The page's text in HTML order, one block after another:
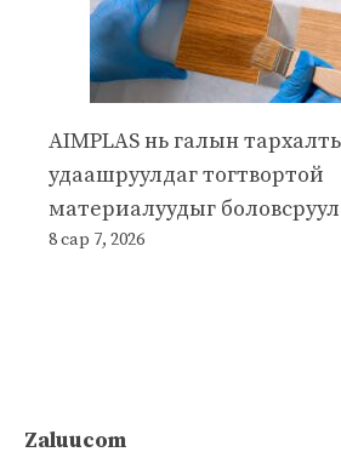
AIMPLAS нь галын
удаашруулдаг тогтвортой
материалуудыг
8 сар 7, 2026
Zaluucom